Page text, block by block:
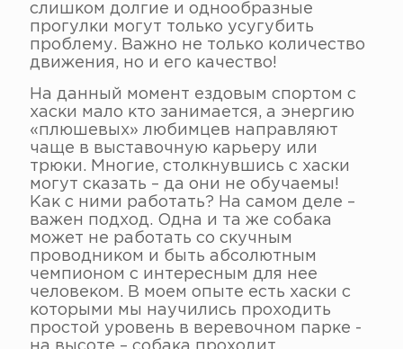
слишком долгие и однообразные
прогулки могут только усугубить
проблему. Важно не только количество
движения, но и его качество!
На данный момент ездовым спортом с
хаски мало кто занимается, а энергию
«плюшевых» любимцев направляют
чаще в выставочную карьеру или
трюки. Многие, столкнувшись с хаски
могут сказать – да они не обучаемы!
Как с ними работать? На самом деле –
важен подход. Одна и та же собака
может не работать со скучным
проводником и быть абсолютным
чемпионом с интересным для нее
человеком. В моем опыте есть хаски с
которыми мы научились проходить
простой уровень в веревочном парке -
на высоте – собака проходит